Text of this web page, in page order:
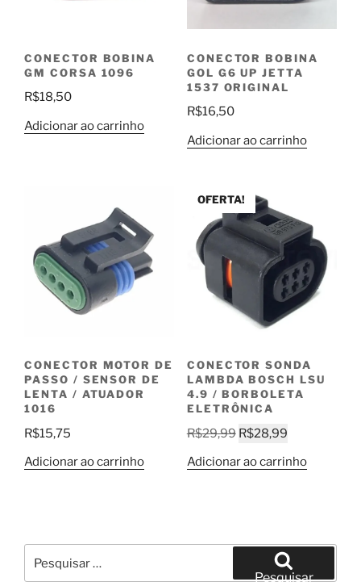
CONECTOR BOBINA
GM CORSA 1096
R$18,50
Adicionar ao carrinho
CONECTOR BOBINA
GOL G6 UP JETTA
1537 ORIGINAL
R$16,50
Adicionar ao carrinho
CONECTOR MOTOR DE
PASSO / SENSOR DE
LENTA / ATUADOR
1016
R$15,75
Adicionar ao carrinho
OFERTA!
CONECTOR SONDA
LAMBDA BOSCH LSU
4.9 / BORBOLETA
ELETRÔNICA
R$29,99 O
original
R$28,99O
atual
Adicionar ao carrinho
por:
Pesquisar